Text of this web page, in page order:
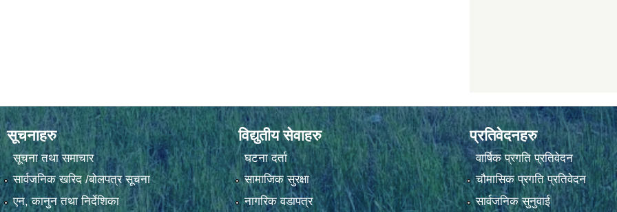
सूचनाहरु
सूचना तथा समाचार
सार्वजनिक खरिद /बोलपत्र सूचना
एन, कानुन तथा निर्देशिका
विद्युतीय सेवाहरु
घटना दर्ता
सामाजिक सुरक्षा
नागरिक वडापत्र
प्रतिवेदनहरु
वार्षिक प्रगति प्रतिवेदन
चौमासिक प्रगति प्रतिवेदन
सार्वजनिक सुनुवाई